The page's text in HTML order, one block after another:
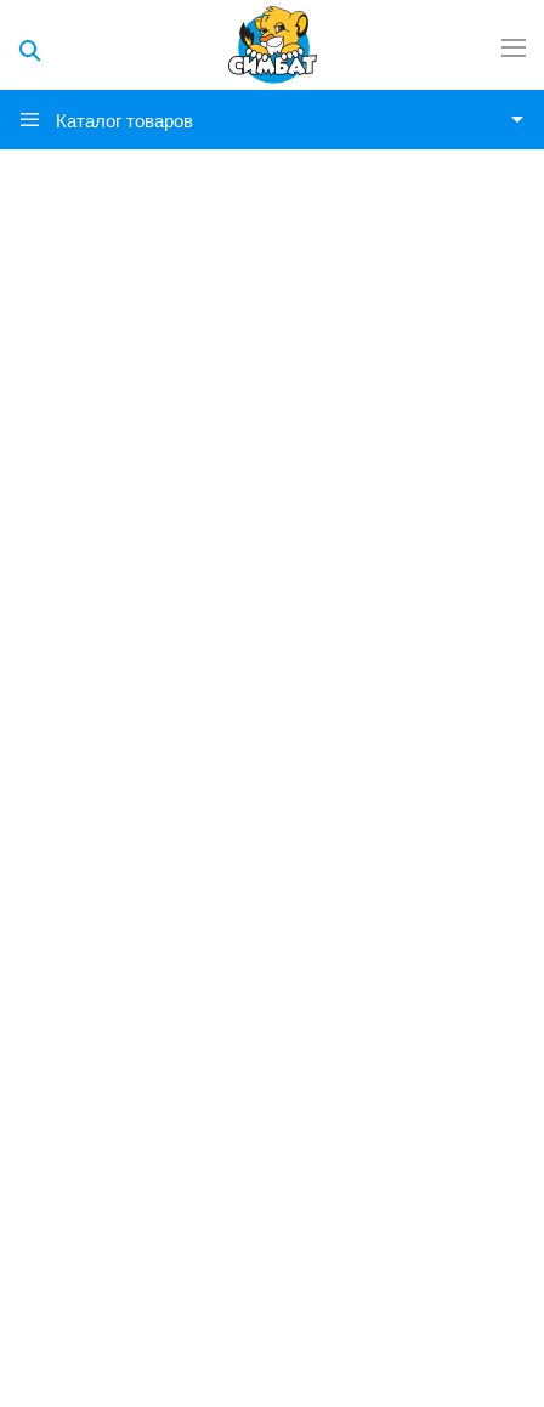
Каталог товаров